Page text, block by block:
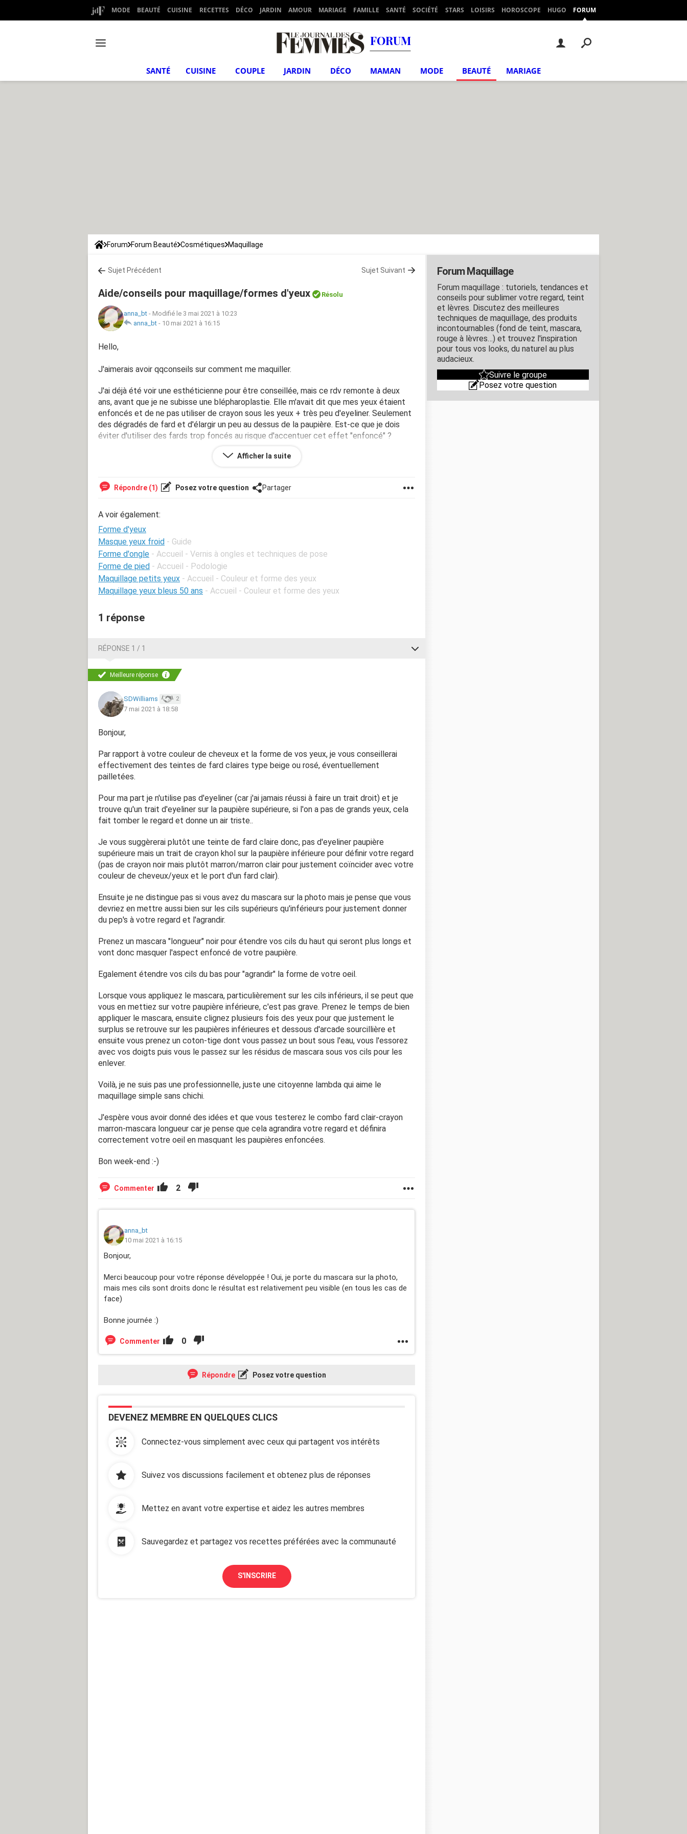
MODE BEAUTÉ CUISINE RECETTES DÉCO JARDIN AMOUR MARIAGE FAMILLE SANTÉ SOCIÉTÉ STARS LOISIRS HOROSCOPE HUGO FORUM
FORUM
SANTÉ CUISINE COUPLE JARDIN DÉCO MAMAN MODE BEAUTÉ MARIAGE
Forum Forum Beauté Cosmétiques Maquillage
Sujet Précédent Sujet Suivant
Aide/conseils pour maquillage/formes d'yeux Résolu
anna_bt - Modifié le 3 mai 2021 à 10:23
anna_bt - 10 mai 2021 à 16:15
Hello,
J'aimerais avoir qqconseils sur comment me maquiller.
J'ai déjà été voir une esthéticienne pour être conseillée, mais ce rdv remonte à deux
ans, avant que je ne subisse une blépharoplastie. Elle m'avait dit que mes yeux étaient
enfoncés et de ne pas utiliser de crayon sous les yeux + très peu d'eyeliner. Seulement
des dégradés de fard et d'élargir un peu au dessus de la paupière. Est-ce que je dois
éviter d'utiliser des fards trop foncés au risque d'accentuer cet effet "enfoncé" ?
Et est-ce que je peux me permettre autre chose, selon vous ? J'ai essayé différentes
passer ?
Afficher la suite
Répondre (1) Posez votre question Partager
A voir également:
Forme d'yeux
Masque yeux froid - Guide
Forme d'ongle - Accueil - Vernis à ongles et techniques de pose
Forme de pied - Accueil - Podologie
Maquillage petits yeux - Accueil - Couleur et forme des yeux
Maquillage yeux bleus 50 ans - Accueil - Couleur et forme des yeux
1 réponse
RÉPONSE 1 / 1
Meilleure réponse
SDWilliams 2
7 mai 2021 à 18:58
Bonjour,
Par rapport à votre couleur de cheveux et la forme de vos yeux, je vous conseillerai
effectivement des teintes de fard claires type beige ou rosé, éventuellement
pailletées.
Pour ma part je n'utilise pas d'eyeliner (car j'ai jamais réussi à faire un trait droit) et je
trouve qu'un trait d'eyeliner sur la paupière supérieure, si l'on a pas de grands yeux, cela
fait tomber le regard et donne un air triste..
Je vous suggèrerai plutôt une teinte de fard claire donc, pas d'eyeliner paupière
supérieure mais un trait de crayon khol sur la paupière inférieure pour définir votre regard
(pas de crayon noir mais plutôt marron/marron clair pour justement coïncider avec votre
couleur de cheveux/yeux et le port d'un fard clair).
Ensuite je ne distingue pas si vous avez du mascara sur la photo mais je pense que vous
devriez en mettre aussi bien sur les cils supérieurs qu'inférieurs pour justement donner
du pep's à votre regard et l'agrandir.
Prenez un mascara "longueur" noir pour étendre vos cils du haut qui seront plus longs et
vont donc masquer l'aspect enfoncé de votre paupière.
Egalement étendre vos cils du bas pour "agrandir" la forme de votre oeil.
Lorsque vous appliquez le mascara, particulièrement sur les cils inférieurs, il se peut que
vous en mettiez sur votre paupière inférieure, c'est pas grave. Prenez le temps de bien
appliquer le mascara, ensuite clignez plusieurs fois des yeux pour que justement le
surplus se retrouve sur les paupières inférieures et dessous d'arcade sourcillière et
ensuite vous prenez un coton-tige dont vous passez un bout sous l'eau, vous l'essorez
avec vos doigts puis vous le passez sur les résidus de mascara sous vos cils pour les
enlever.
Voilà, je ne suis pas une professionnelle, juste une citoyenne lambda qui aime le
maquillage simple sans chichi.
J'espère vous avoir donné des idées et que vous testerez le combo fard clair-crayon
marron-mascara longueur car je pense que cela agrandira votre regard et définira
correctement votre oeil en masquant les paupières enfoncées.
Bon week-end :-)
Commenter 2
anna_bt
10 mai 2021 à 16:15
Bonjour,
Merci beaucoup pour votre réponse développée ! Oui, je porte du mascara sur la photo,
mais mes cils sont droits donc le résultat est relativement peu visible (en tous les cas de
face)
Bonne journée :)
Commenter 0
Répondre Posez votre question
DEVENEZ MEMBRE EN QUELQUES CLICS
Connectez-vous simplement avec ceux qui partagent vos intérêts
Suivez vos discussions facilement et obtenez plus de réponses
Mettez en avant votre expertise et aidez les autres membres
Sauvegardez et partagez vos recettes préférées avec la communauté
S'INSCRIRE
Forum Maquillage
Forum maquillage : tutoriels, tendances et
conseils pour sublimer votre regard, teint
et lèvres. Discutez des meilleures
techniques de maquillage, des produits
incontournables (fond de teint, mascara,
rouge à lèvres…) et trouvez l'inspiration
pour tous vos looks, du naturel au plus
audacieux.
Suivre le groupe
Posez votre question